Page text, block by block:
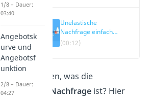
Unelastische
Nachfrage einfach
erklärt
(00:12)
Du willst wissen, was die
unelastische Nachfrageist? Hier
1/8 – Dauer:
03:40
Angebotsk
urve und
Angebotsf
unktion
2/8 – Dauer:
04:27